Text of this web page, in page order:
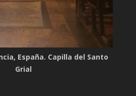
España. Capilla del Santo
Grial